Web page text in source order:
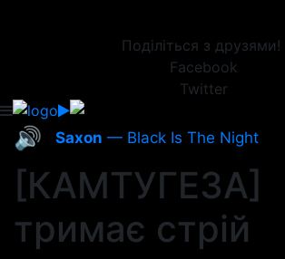
Поділіться з друзями!
Facebook
Twitter
🔊 Saxon — Black Is The Night
[КАМТУГЕЗА]
тримає стрій